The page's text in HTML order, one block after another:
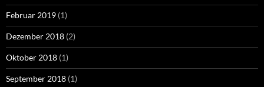
Februar 2019 (1)
Dezember 2018 (2)
Oktober 2018 (1)
September 2018 (1)